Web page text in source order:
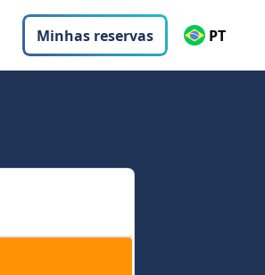
Minhas reservas PT